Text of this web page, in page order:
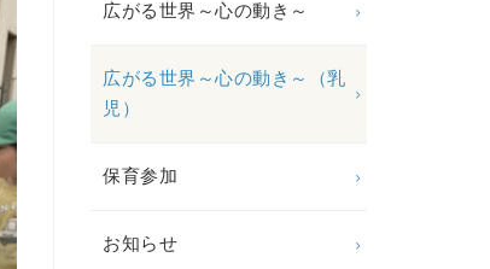
広がる世界～心の動き～
広がる世界～心の動き～（乳
児）
保育参加
お知らせ